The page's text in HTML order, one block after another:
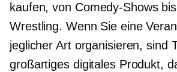
kaufen, von Comedy-Shows
Wrestling. Wenn Sie eine
jeglicher Art organisieren, sind
großartiges digitales Produkt,